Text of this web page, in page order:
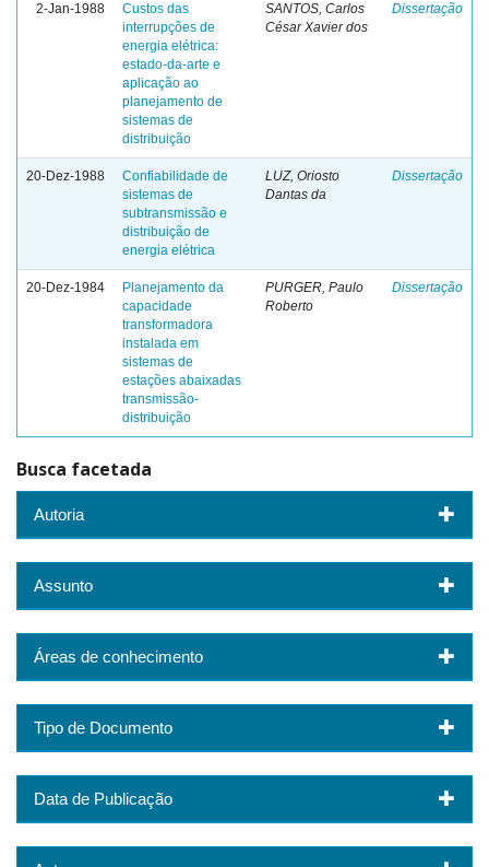
2-Jan-1988
Custos das
interrupções de
energia elétrica:
estado-da-arte e
aplicação ao
planejamento de
sistemas de
distribuição
SANTOS, Carlos
César Xavier dos
Dissertação
20-Dez-1988
Confiabilidade de
sistemas de
subtransmissão e
distribuição de
energia elétrica
LUZ, Oriosto
Dantas da
Dissertação
20-Dez-1984
Planejamento da
capacidade
transformadora
instalada em
sistemas de
estações abaixadas
transmissão-
distribuição
PURGER, Paulo
Roberto
Dissertação
Busca facetada
Autoria
Assunto
Áreas de conhecimento
Tipo de Documento
Data de Publicação